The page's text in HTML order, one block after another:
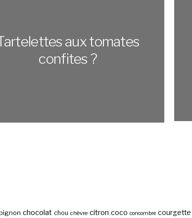
aux tomates
confites ?
chocolat chou chèvre citron coco concombre courgette